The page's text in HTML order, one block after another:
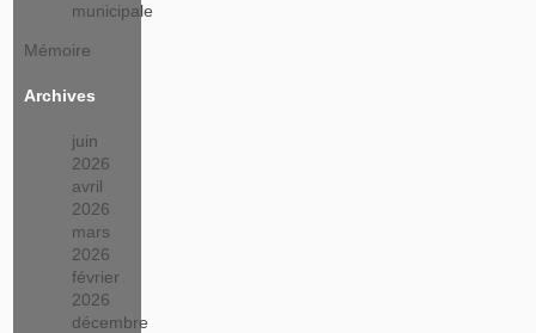
municipale
Mémoire
Archives
juin
2026
avril
2026
mars
2026
février
2026
décembre